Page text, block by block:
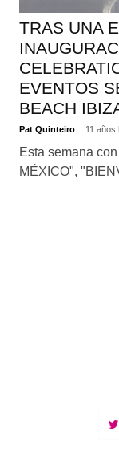
TRAS UNA
EVENTOS
BEACH
Pat Quinteiro 11 años
Esta semana
MÉXICO",